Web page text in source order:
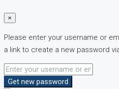
×
Please enter your username or
a link to create a new password
Get new password